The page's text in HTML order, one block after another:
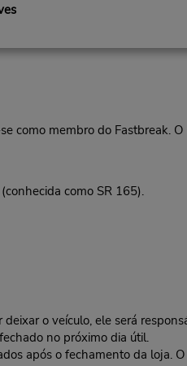
como membro do Fastbreak.
como SR 165).
o veículo, ele será
no próximo dia útil.
após o fechamento da loja.